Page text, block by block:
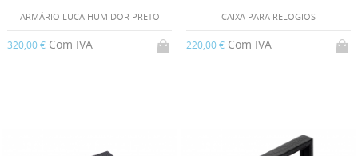
ARMÁRIO LUCA HUMIDOR PRETO
320,00 € Com IVA
CAIXA PARA RELOGIOS
220,00 € Com IVA